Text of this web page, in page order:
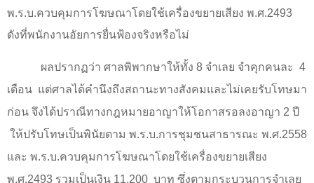
พ.ร.บ.ควบคุมการโฆษณาโดยใช้เครื่องขยายเสียง พ.ศ.2493
ดังที่พนักงานอัยการยื่นฟ้องจริงหรือไม่
ผลปรากฏว่า ศาลพิพากษาให้ทั้ง 8 จำเลย จำคุกคนละ 4
เดือน แต่ศาลได้คำนึงถึงสถานะทางสังคมและไม่เคยรับโทษมา
ก่อน จึงได้ปราณีทางกฎหมายอาญาให้โอกาสรอลงอาญา 2 ปี
ให้ปรับโทษเป็นพินัยตาม พ.ร.บ.การชุมชนสาธารณะ พ.ศ.2558
และ พ.ร.บ.ควบคุมการโฆษณาโดยใช้เครื่องขยายเสียง
พ.ศ.2493 รวมเป็นเงิน 11,200 บาท ซึ่งตามกระบวนการจำเลย